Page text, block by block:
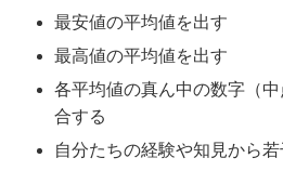
最安値の平均値を出す
最高値の平均値を出す
各平均値の真ん中の数字（
合する
自分たちの経験や知見から